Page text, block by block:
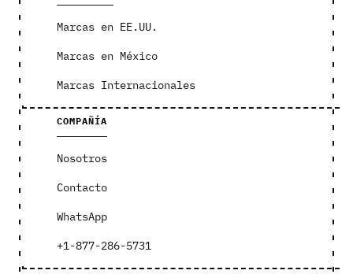
Marcas en EE.UU.
Marcas en México
Marcas Internacionales
COMPAÑÍA
Nosotros
Contacto
WhatsApp
+1-877-286-5731